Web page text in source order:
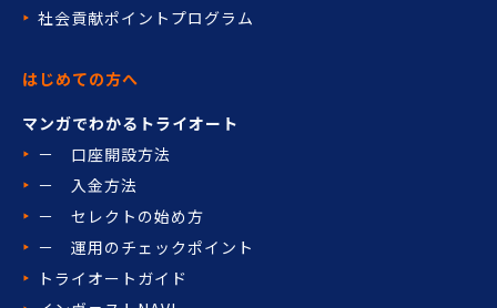
社会貢献ポイントプログラム
はじめての方へ
マンガでわかるトライオート
－ 口座開設方法
－ 入金方法
－ セレクトの始め方
－ 運用のチェックポイント
トライオートガイド